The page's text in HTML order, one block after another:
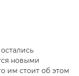
новыми
им стоит об этом